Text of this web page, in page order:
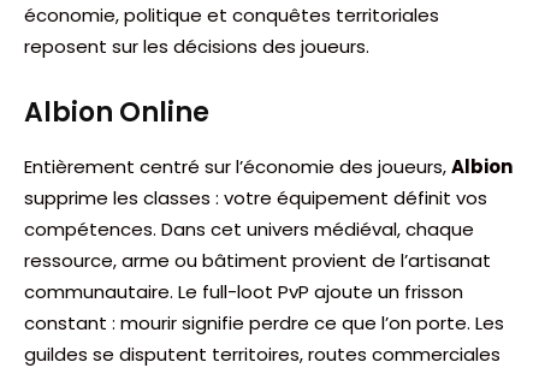
économie, politique et conquêtes territoriales
reposent sur les décisions des joueurs.
Albion Online
Entièrement centré sur l’économie des joueurs,Albion
supprime les classes : votre équipement définit vos
compétences. Dans cet univers médiéval, chaque
ressource, arme ou bâtiment provient de l’artisanat
communautaire. Le full-loot PvP ajoute un frisson
constant : mourir signifie perdre ce que l’on porte. Les
guildes se disputent territoires, routes commerciales